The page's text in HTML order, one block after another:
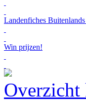
Landenfiches
Win prijzen!
Overzicht